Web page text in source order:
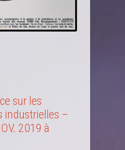
sur les
industrielles –
2019 à